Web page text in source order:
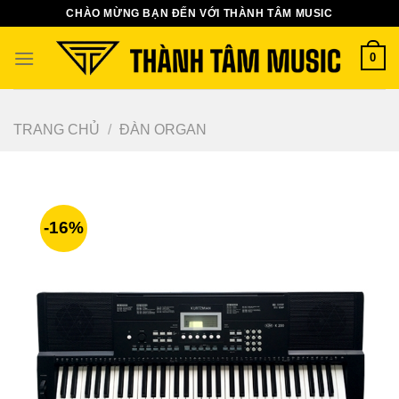
nội
CHÀO MỪNG BẠN ĐẾN VỚI THÀNH TÂM MUSIC
0
TRANG CHỦ / ĐÀN ORGAN
-16%